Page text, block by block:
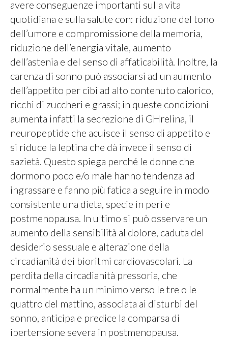
avere conseguenze importanti sulla vita
quotidiana e sulla salute con: riduzione del tono
dell’umore e compromissione della memoria,
riduzione dell’energia vitale, aumento
dell’astenia e del senso di affaticabilità. Inoltre, la
carenza di sonno può associarsi ad un aumento
dell’appetito per cibi ad alto contenuto calorico,
ricchi di zuccheri e grassi; in queste condizioni
aumenta infatti la secrezione di GHrelina, il
neuropeptide che acuisce il senso di appetito e
si riduce la leptina che dà invece il senso di
sazietà. Questo spiega perché le donne che
dormono poco e/o male hanno tendenza ad
ingrassare e fanno più fatica a seguire in modo
consistente una dieta, specie in peri e
postmenopausa. In ultimo si può osservare un
aumento della sensibilità al dolore, caduta del
desiderio sessuale e alterazione della
circadianità dei bioritmi cardiovascolari. La
perdita della circadianità pressoria, che
normalmente ha un minimo verso le tre o le
quattro del mattino, associata ai disturbi del
sonno, anticipa e predice la comparsa di
ipertensione severa in postmenopausa.